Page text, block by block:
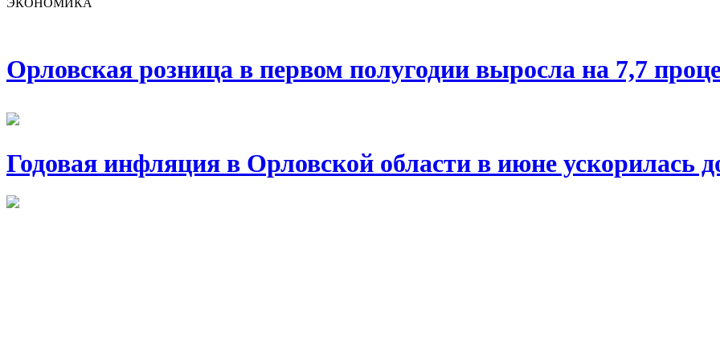
Орловская розница в первом полугодии выросла на 7,7
Годовая инфляция в Орловской области в июне ускорилась